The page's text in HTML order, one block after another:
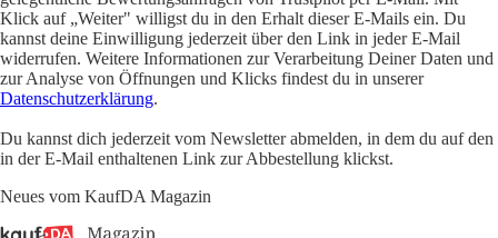
Klick auf „Weiter" willigst du in den Erhalt dieser E-Mails ein. Du
kannst deine Einwilligung jederzeit über den Link in jeder E-Mail
widerrufen. Weitere Informationen zur Verarbeitung Deiner Daten und
zur Analyse von Öffnungen und Klicks findest du in unserer
Datenschutzerklärung.
Du kannst dich jederzeit vom Newsletter abmelden, in dem du auf den
in der E-Mail enthaltenen Link zur Abbestellung klickst.
Neues vom KaufDA Magazin